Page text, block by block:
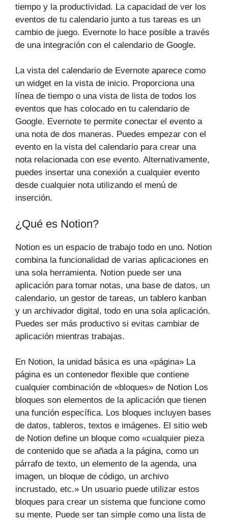
tiempo y la productividad. La capacidad de ver los
eventos de tu calendario junto a tus tareas es un
cambio de juego. Evernote lo hace posible a través
de una integración con el calendario de Google.
La vista del calendario de Evernote aparece como
un widget en la vista de inicio. Proporciona una
línea de tiempo o una vista de lista de todos los
eventos que has colocado en tu calendario de
Google. Evernote te permite conectar el evento a
una nota de dos maneras. Puedes empezar con el
evento en la vista del calendario para crear una
nota relacionada con ese evento. Alternativamente,
puedes insertar una conexión a cualquier evento
desde cualquier nota utilizando el menú de
inserción.
¿Qué es Notion?
Notion es un espacio de trabajo todo en uno. Notion
combina la funcionalidad de varias aplicaciones en
una sola herramienta. Notion puede ser una
aplicación para tomar notas, una base de datos, un
calendario, un gestor de tareas, un tablero kanban
y un archivador digital, todo en una sola aplicación.
Puedes ser más productivo si evitas cambiar de
aplicación mientras trabajas.
En Notion, la unidad básica es una «página» La
página es un contenedor flexible que contiene
cualquier combinación de «bloques» de Notion Los
bloques son elementos de la aplicación que tienen
una función específica. Los bloques incluyen bases
de datos, tableros, textos e imágenes. El sitio web
de Notion define un bloque como «cualquier pieza
de contenido que se añada a la página, como un
párrafo de texto, un elemento de la agenda, una
imagen, un bloque de código, un archivo
incrustado, etc.» Un usuario puede utilizar estos
bloques para crear un sistema que funcione como
su mente. Puede ser tan simple como una lista de